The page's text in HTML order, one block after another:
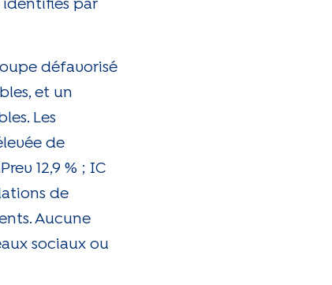
par
défavorisé
et un
Les
de
12,9 % ; IC
de
Aucune
sociaux ou